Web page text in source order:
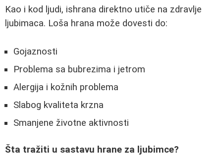
Kao i kod ljudi, ishrana direktno utiče na zdravlje
ljubimaca. Loša hrana može dovesti do:
Gojaznosti
Problema sa bubrezima i jetrom
Alergija i kožnih problema
Slabog kvaliteta krzna
Smanjene životne aktivnosti
Šta tražiti u sastavu hrane za ljubimce?